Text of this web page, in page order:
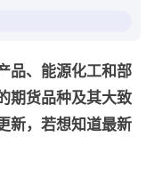
品、能源化工和部
期货品种及其大致
新，若想知道最新